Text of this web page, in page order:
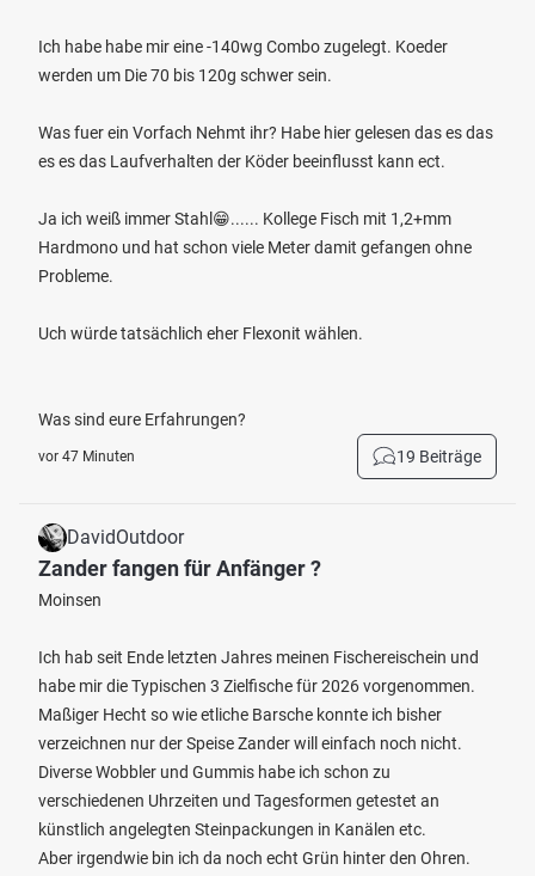
Ich habe habe mir eine -140wg Combo zugelegt. Koeder
werden um Die 70 bis 120g schwer sein.
Was fuer ein Vorfach Nehmt ihr? Habe hier gelesen das es das
es es das Laufverhalten der Köder beeinflusst kann ect.
Ja ich weiß immer Stahl😁...... Kollege Fisch mit 1,2+mm
Hardmono und hat schon viele Meter damit gefangen ohne
Probleme.
Uch würde tatsächlich eher Flexonit wählen.
Was sind eure Erfahrungen?
vor 47 Minuten 19 Beiträge
DavidOutdoor
Zander fangen für Anfänger ?
Moinsen
Ich hab seit Ende letzten Jahres meinen Fischereischein und
habe mir die Typischen 3 Zielfische für 2026 vorgenommen.
Maßiger Hecht so wie etliche Barsche konnte ich bisher
verzeichnen nur der Speise Zander will einfach noch nicht.
Diverse Wobbler und Gummis habe ich schon zu
verschiedenen Uhrzeiten und Tagesformen getestet an
künstlich angelegten Steinpackungen in Kanälen etc.
Aber irgendwie bin ich da noch echt Grün hinter den Ohren.